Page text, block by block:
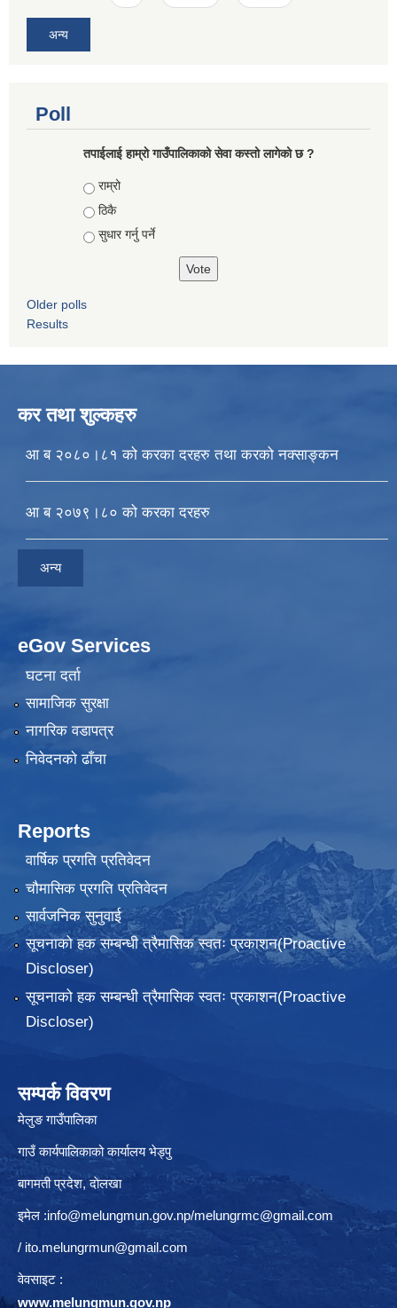
अन्य
Poll
तपाईलाई हाम्राे गाउँपालिकाको सेवा कस्तो लागेको छ ?
Choices
राम्रो
ठिकै
सुधार गर्नु पर्ने
Older polls
Results
कर तथा शुल्कहरु
आ ब २०८०।८१ को करका दरहरु तथा करको नक्साङ्कन
आ ब २०७९।८० को करका दरहरु
अन्य
eGov Services
घटना दर्ता
सामाजिक सुरक्षा
नागरिक वडापत्र
निवेदनकाे ढाँचा
Reports
वार्षिक प्रगति प्रतिवेदन
चौमासिक प्रगति प्रतिवेदन
सार्वजनिक सुनुवाई
सूचनाको हक सम्बन्धी त्रैमासिक स्वतः प्रकाशन(Proactive
Discloser)
सूचनाको हक सम्बन्धी त्रैमासिक स्वतः प्रकाशन(Proactive
Discloser)
सम्पर्क विवरण
मेलुङ गाउँपालिका
गाउँ कार्यपालिकाको कार्यालय भेड्पु
बागमती प्रदेश, दाेलखा
इमेल :info@melungmun.gov.np/melungrmc@gmail.com
/ ito.melungrmun@gmail.com
वेवसाइट :
www.melungmun.gov.np